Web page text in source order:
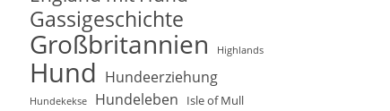
Gassigeschichte
Großbritannien Highlands
Hund Hundeerziehung
Hundekekse Hundeleben Isle of Mull